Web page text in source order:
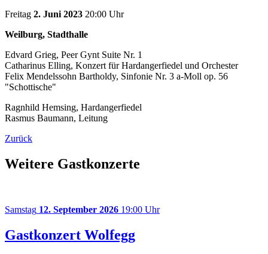
Freitag 2. Juni 2023 20:00 Uhr
Weilburg, Stadthalle
Edvard Grieg, Peer Gynt Suite Nr. 1
Catharinus Elling, Konzert für Hardangerfiedel und Orchester
Felix Mendelssohn Bartholdy, Sinfonie Nr. 3 a-Moll op. 56
"Schottische"
Ragnhild Hemsing, Hardangerfiedel
Rasmus Baumann, Leitung
Zurück
Weitere Gastkonzerte
Samstag 12. September 2026 19:00 Uhr
Gastkonzert Wolfegg